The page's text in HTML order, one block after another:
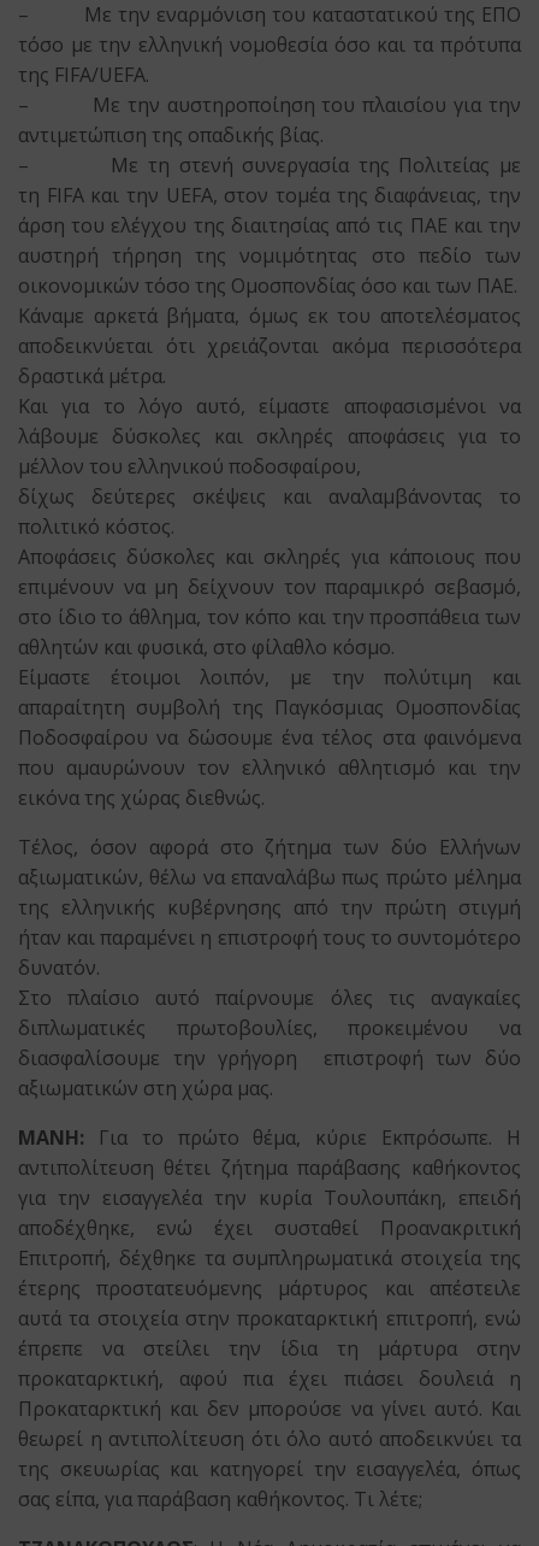
– Με την εναρμόνιση του καταστατικού της ΕΠΟ
τόσο με την ελληνική νομοθεσία όσο και τα πρότυπα
της FIFA/UEFA.
– Με την αυστηροποίηση του πλαισίου για την
αντιμετώπιση της οπαδικής βίας.
– Με τη στενή συνεργασία της Πολιτείας με
τη FIFA και την UEFA, στον τομέα της διαφάνειας, την
άρση του ελέγχου της διαιτησίας από τις ΠΑΕ και την
αυστηρή τήρηση της νομιμότητας στο πεδίο των
οικονομικών τόσο της Ομοσπονδίας όσο και των ΠΑΕ.
Κάναμε αρκετά βήματα, όμως εκ του αποτελέσματος
αποδεικνύεται ότι χρειάζονται ακόμα περισσότερα
δραστικά μέτρα.
Και για το λόγο αυτό, είμαστε αποφασισμένοι να
λάβουμε δύσκολες και σκληρές αποφάσεις για το
μέλλον του ελληνικού ποδοσφαίρου,
δίχως δεύτερες σκέψεις και αναλαμβάνοντας το
πολιτικό κόστος.
Αποφάσεις δύσκολες και σκληρές για κάποιους που
επιμένουν να μη δείχνουν τον παραμικρό σεβασμό,
στο ίδιο το άθλημα, τον κόπο και την προσπάθεια των
αθλητών και φυσικά, στο φίλαθλο κόσμο.
Είμαστε έτοιμοι λοιπόν, με την πολύτιμη και
απαραίτητη συμβολή της Παγκόσμιας Ομοσπονδίας
Ποδοσφαίρου να δώσουμε ένα τέλος στα φαινόμενα
που αμαυρώνουν τον ελληνικό αθλητισμό και την
εικόνα της χώρας διεθνώς.
Τέλος, όσον αφορά στο ζήτημα των δύο Ελλήνων
αξιωματικών, θέλω να επαναλάβω πως πρώτο μέλημα
της ελληνικής κυβέρνησης από την πρώτη στιγμή
ήταν και παραμένει η επιστροφή τους το συντομότερο
δυνατόν.
Στο πλαίσιο αυτό παίρνουμε όλες τις αναγκαίες
διπλωματικές πρωτοβουλίες, προκειμένου να
διασφαλίσουμε την γρήγορη επιστροφή των δύο
αξιωματικών στη χώρα μας.
ΜΑΝΗ: Για το πρώτο θέμα, κύριε Εκπρόσωπε. Η
αντιπολίτευση θέτει ζήτημα παράβασης καθήκοντος
για την εισαγγελέα την κυρία Τουλουπάκη, επειδή
αποδέχθηκε, ενώ έχει συσταθεί Προανακριτική
Επιτροπή, δέχθηκε τα συμπληρωματικά στοιχεία της
έτερης προστατευόμενης μάρτυρος και απέστειλε
αυτά τα στοιχεία στην προκαταρκτική επιτροπή, ενώ
έπρεπε να στείλει την ίδια τη μάρτυρα στην
προκαταρκτική, αφού πια έχει πιάσει δουλειά η
Προκαταρκτική και δεν μπορούσε να γίνει αυτό. Και
θεωρεί η αντιπολίτευση ότι όλο αυτό αποδεικνύει τα
της σκευωρίας και κατηγορεί την εισαγγελέα, όπως
σας είπα, για παράβαση καθήκοντος. Τι λέτε;